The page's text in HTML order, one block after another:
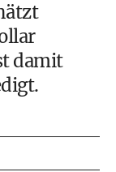
damit